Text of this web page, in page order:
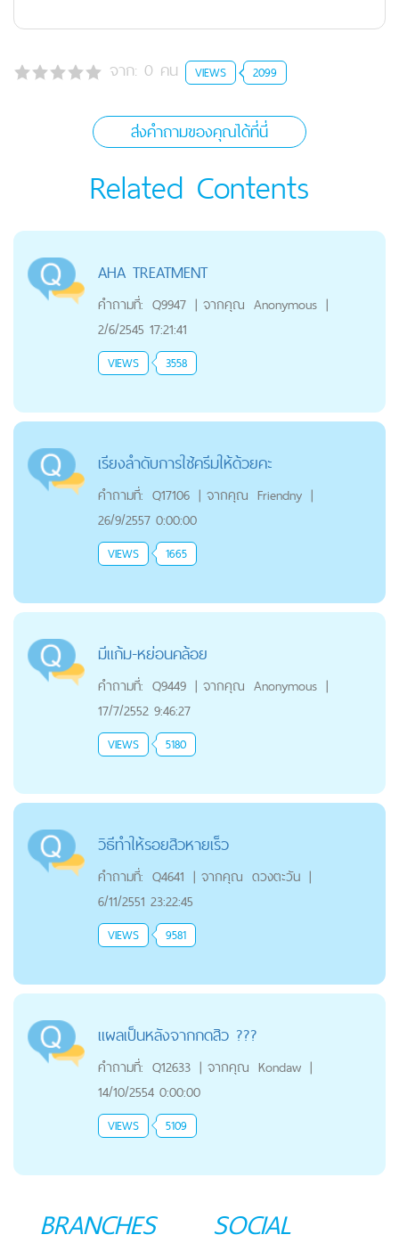
จาก: 0 คน VIEWS 2099
ส่งคำถามของคุณได้ที่นี่
Related Contents
AHA TREATMENT
คำถามที่: Q9947 | จากคุณ Anonymous |
2/6/2545 17:21:41
VIEWS 3558
เรียงลำดับการใช้ครีมให้ด้วยคะ
คำถามที่: Q17106 | จากคุณ Friendny |
26/9/2557 0:00:00
VIEWS 1665
มีแก้ม-หย่อนคล้อย
คำถามที่: Q9449 | จากคุณ Anonymous |
17/7/2552 9:46:27
VIEWS 5180
วิธีทำให้รอยสิวหายเร็ว
คำถามที่: Q4641 | จากคุณ ดวงตะวัน |
6/11/2551 23:22:45
VIEWS 9581
แผลเป็นหลังจากกดสิว ???
คำถามที่: Q12633 | จากคุณ Kondaw |
14/10/2554 0:00:00
VIEWS 5109
BRANCHES
SOCIAL